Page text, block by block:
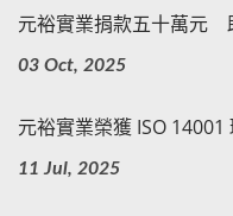
元裕實業捐款五十萬元
03 Oct, 2025
元裕實業榮獲 ISO
11 Jul, 2025